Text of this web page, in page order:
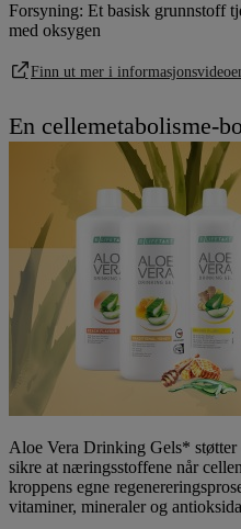
Forsyning: Et basisk grunnstoff
med oksygen
Finn ut mer i
En cellemetabolisme-
Aloe Vera Drinking Gels*
sikre at næringsstoffene når
kroppens egne
vitaminer, mineraler og